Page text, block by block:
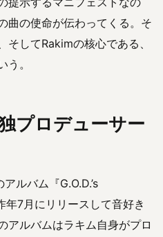
曲の使命が伝わってくる。そ
してRakimの核心である、
。
プロデューサー
ルバム『G.O.D.’s
7月にリリースして音好き
アルバムはラキム自身がプロ